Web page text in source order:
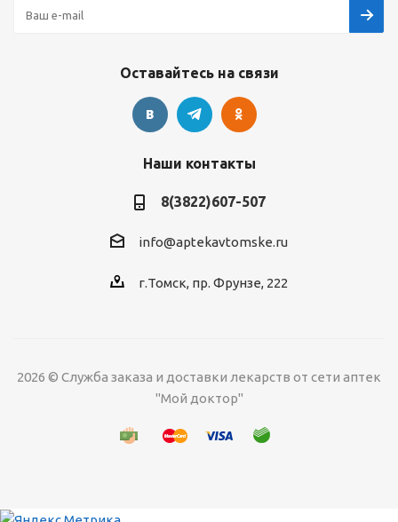
Оставайтесь на связи
Наши контакты
8(3822)607-507
info@aptekavtomske.ru
г.Томск, пр. Фрунзе, 222
2026 © Служба заказа и доставки лекарств от сети аптек
"Мой доктор"